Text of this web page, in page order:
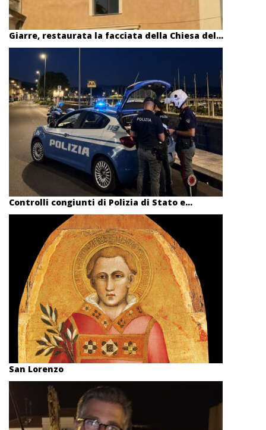
Giarre, restaurata la facciata della Chiesa del...
Controlli congiunti di Polizia di Stato e...
San Lorenzo